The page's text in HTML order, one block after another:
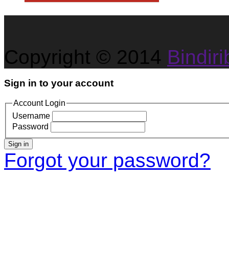
Copyright © 2014
Sign in to your account
Account Login
Username
Password
Sign in
Forgot your password?